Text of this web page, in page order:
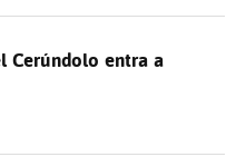
Cerúndolo entra a